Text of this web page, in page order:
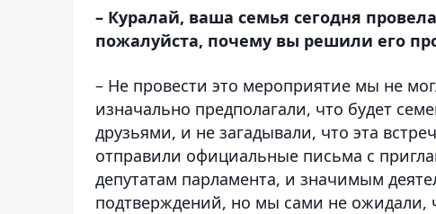
– Куралай, ваша семья сегодня
пожалуйста, почему вы решили его
– Не провести это мероприятие мы не
изначально предполагали, что будет
друзьями, и не загадывали, что эта
отправили официальные письма с
депутатам парламента, и значимым
подтверждений, но мы сами не ожидали,